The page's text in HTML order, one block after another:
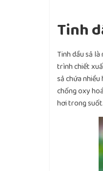
Tinh
Tinh dầu sả
trình chiết
sả chứa
chống oxy
hơi trong suốt.